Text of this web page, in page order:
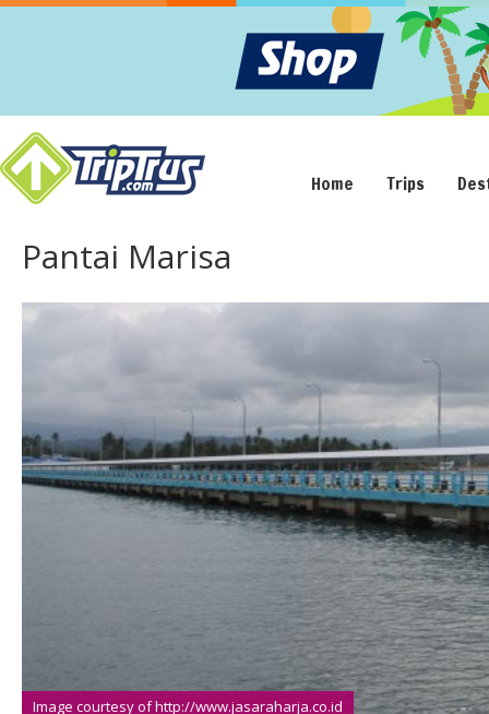
Home Trips
Pantai Marisa
Image courtesy of http://www.jasaraharja.co.id